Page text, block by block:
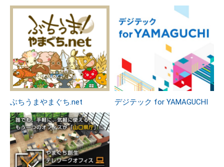
ぶちうまやまぐち.net デジテック for YAMAGUCHI